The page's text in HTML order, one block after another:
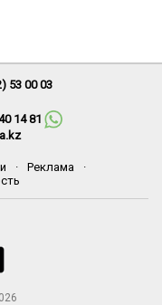
53 00 03
14 81
· Реклама
·